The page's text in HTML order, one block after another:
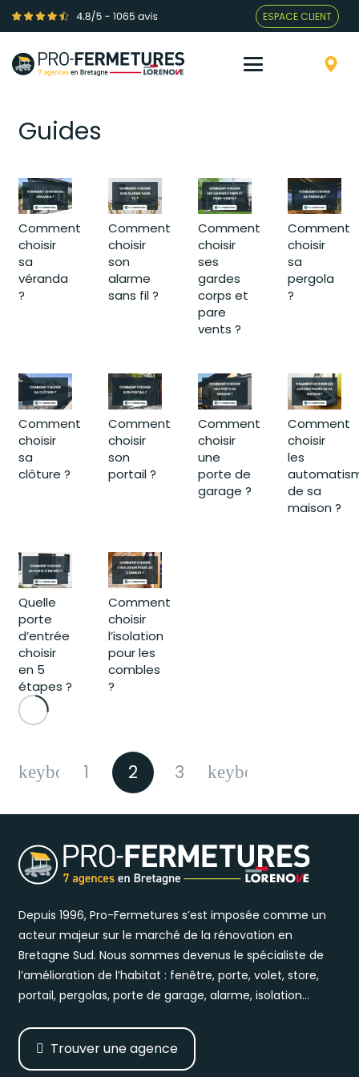
ESPACE CLIENT
Guides
Comment
choisir
sa
véranda
?
Comment
choisir
son
alarme
sans fil ?
Comment
choisir
ses
gardes
corps et
pare
vents ?
Comment
choisir
sa
pergola
?
Comment
choisir
sa
clôture ?
Comment
choisir
son
portail ?
Comment
choisir
une
porte de
garage ?
Comment
choisir
les
de sa
maison ?
Quelle
porte
d’entrée
choisir
en 5
étapes ?
Comment
choisir
l’isolation
pour les
combles
?
1 2 3
Depuis 1996, Pro-Fermetures s’est imposée comme un
acteur majeur sur le marché de la rénovation en
Bretagne Sud. Nous sommes devenus le spécialiste de
l’amélioration de l’habitat : fenêtre, porte, volet, store,
portail, pergolas, porte de garage, alarme, isolation…
Trouver une agence